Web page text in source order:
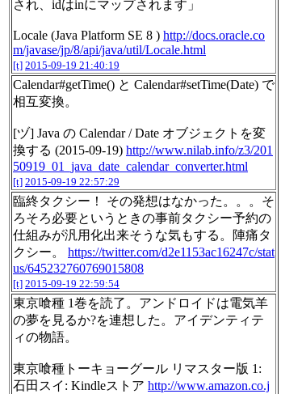
され、idはinにマップされます」
Locale (Java Platform SE 8 ) http://docs.oracle.co
m/javase/jp/8/api/java/util/Locale.html
[t] 2015-09-19 21:40:19
Calendar#getTime() と Calendar#setTime(Date) で
相互変換。
[ヅ] Java の Calendar / Date オブジェクトを変
換する (2015-09-19) http://www.nilab.info/z3/201
50919_01_java_date_calendar_converter.html
[t] 2015-09-19 22:57:29
臨終タクシー！ その発想はなかった。。。そ
ろそろ必要というときの事前タクシー予約の
仕組みが汎用化出来そうな気もする。陣痛タ
クシー。 https://twitter.com/d2e1153ac16247c/stat
us/645232760769015808
[t] 2015-09-19 22:59:54
東京喰種 1巻を読了。アンドロイドは電気羊
の夢を見るか?を連想した。アイデンティテ
ィの物語。
東京喰種トーキョーグール リマスター版 1:
石田スイ: Kindleストア http://www.amazon.co.j